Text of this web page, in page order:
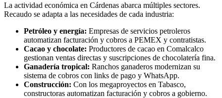
La actividad económica en Cárdenas abarca múltiples sectores.
Recaudo se adapta a las necesidades de cada industria:
Petróleo y energía: Empresas de servicios petroleros
automatizan facturación y cobros a PEMEX y contratistas.
Cacao y chocolate: Productores de cacao en Comalcalco
gestionan ventas directas y suscripciones de chocolatería fina.
Ganadería tropical: Ranchos ganaderos modernizan su
sistema de cobros con links de pago y WhatsApp.
Construcción: Con los megaproyectos en Tabasco,
constructoras automatizan facturación y cobros a gobierno.